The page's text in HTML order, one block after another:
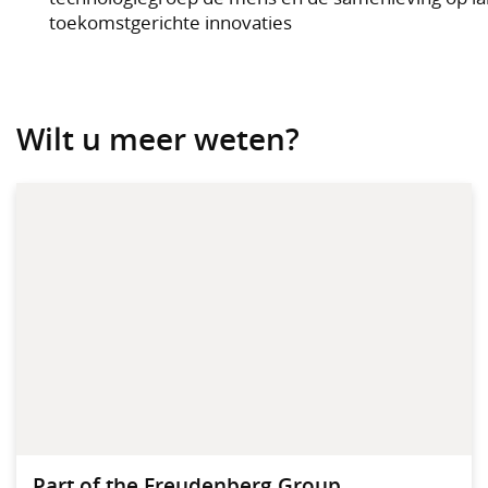
toekomstgerichte innovaties
Wilt u meer weten?